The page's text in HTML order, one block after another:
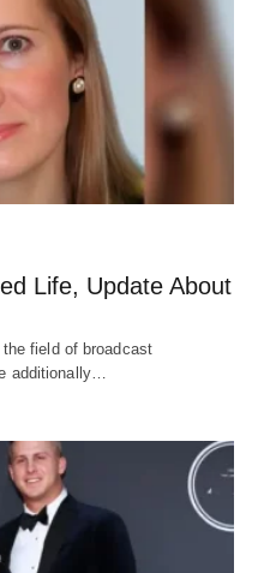
Life, Update About
field of broadcast
additionally…